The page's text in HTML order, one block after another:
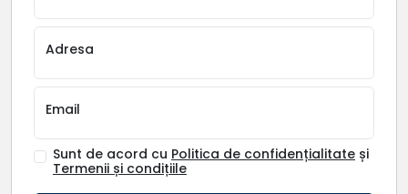
Adresa
Email
Sunt de acord cu Politica de confidențialitate și
Termenii și condițiile